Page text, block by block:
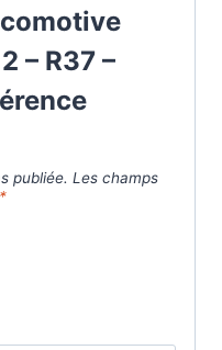
– R37 –
publiée. Les champs
*